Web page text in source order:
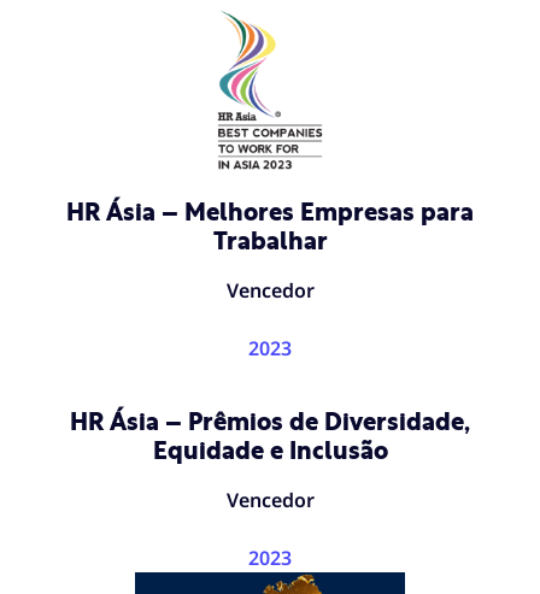
HR Ásia – Melhores Empresas para
Trabalhar
Vencedor
2023
HR Ásia – Prêmios de Diversidade,
Equidade e Inclusão
Vencedor
2023